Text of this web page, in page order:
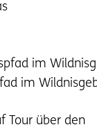
im
Tour über den